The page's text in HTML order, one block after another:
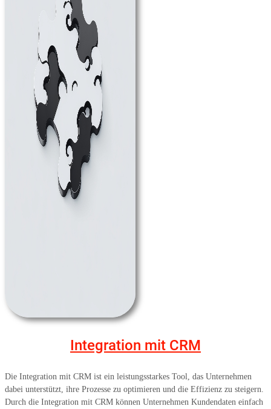
Integration mit CRM
Die Integration mit CRM ist ein leistungsstarkes Tool, das Unternehmen
dabei unterstützt, ihre Prozesse zu optimieren und die Effizienz zu steigern.
Durch die Integration mit CRM können Unternehmen Kundendaten einfach